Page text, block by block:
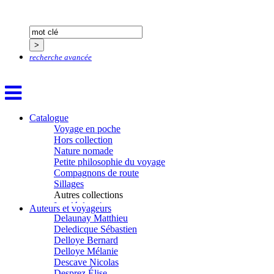
recherche avancée
Catalogue
Voyage en poche
Hors collection
Nature nomade
Petite philosophie du voyage
Compagnons de route
Sillages
Autres collections
La clé des champs
Chemins d’étoiles
Visions
Auteurs et voyageurs
Chaud Marianne
Chenot Philippe
Chicurel Arnaud
Clémenceau Adrien
Cousergue Arnaud
Crane Adrian
Crane Richard
Croiziers de Lacvivier Aurélie
Dash Naraa
Debove Florence
Dectot de Christen Antoine
Dedet Christian
Degoul Franck
Delaunay Matthieu
Deledicque Sébastien
Delloye Bernard
Delloye Mélanie
Descave Nicolas